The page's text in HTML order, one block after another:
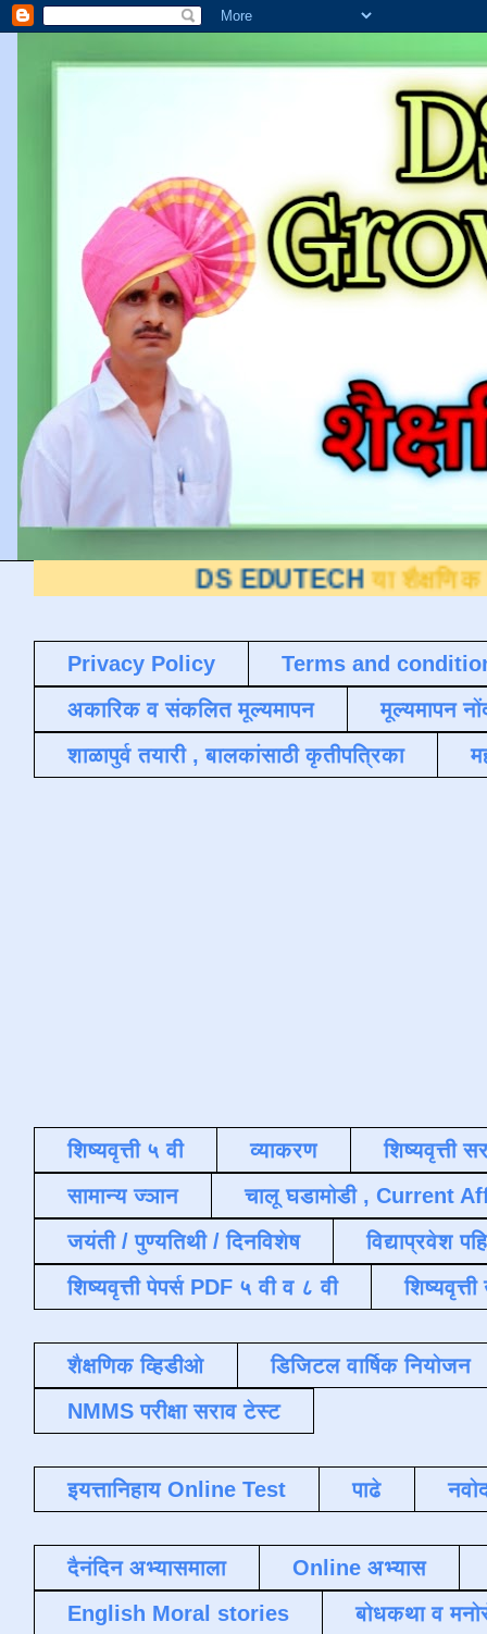
DS EDUTECH या शैक्षणिक ब्लॉगवर आपले
Privacy Policy
Terms and
अकारिक व संकलित मूल्यमापन
मूल्यमापन
शाळापुर्व तयारी , बालकांसाठी कृतीपत्रिका
शिष्यवृत्ती ५ वी व्याकरण
शिष्यवृत्ती
सामान्य ज्ञान
चालू घडामोडी , Current
जयंती / पुण्यतिथी / दिनविशेष
विद्याप्रवेश
शिष्यवृत्ती पेपर्स PDF ५ वी व ८ वी
शैक्षणिक व्हिडीओ
डिजिटल वार्षिक नियोजन
NMMS परीक्षा सराव टेस्ट
इयत्तानिहाय Online Test पाढे
दैनंदिन अभ्यासमाला
Online अभ्यास
English Moral stories
बोधकथा व